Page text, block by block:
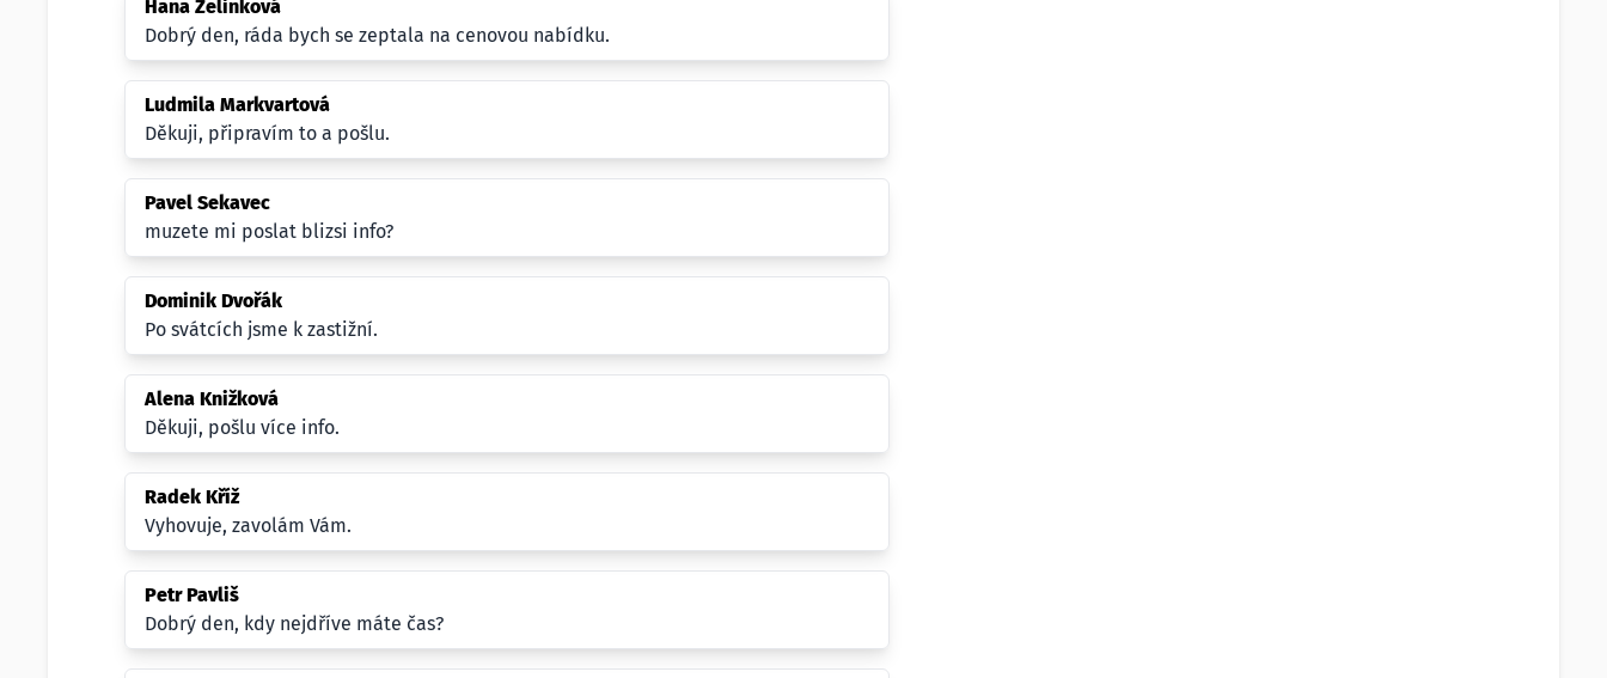
Hana Zelinková
Dobrý den, ráda bych se zeptala na cenovou nabídku.
Ludmila Markvartová
Děkuji, připravím to a pošlu.
Pavel Sekavec
muzete mi poslat blizsi info?
Dominik Dvořák
Po svátcích jsme k zastižní.
Alena Knižková
Děkuji, pošlu více info.
Radek Kříž
Vyhovuje, zavolám Vám.
Petr Pavliš
Dobrý den, kdy nejdříve máte čas?